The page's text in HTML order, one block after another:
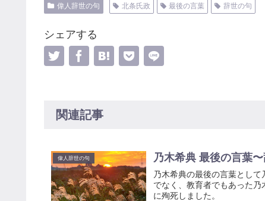
偉人辞世の句 北条氏政 最後の言葉 辞世の句
シェアする
関連記事
偉人辞世の句 乃木希典 最後の言葉
乃木希典の最後の言葉とし
でなく、教育者でもあった
に殉死しました。